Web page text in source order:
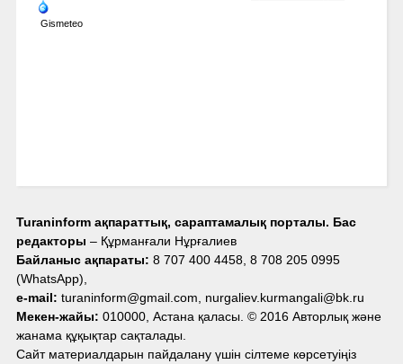
Gismeteo
Turaninform ақпараттық, сараптамалық порталы. Бас
редакторы – Құрманғали Нұрғалиев
Байланыс ақпараты: 8 707 400 4458, 8 708 205 0995
(WhatsApp),
e-mail: turaninform@gmail.com, nurgaliev.kurmangali@bk.ru
Мекен-жайы: 010000, Астана қаласы. © 2016 Авторлық және
жанама құқықтар сақталады.
Сайт материалдарын пайдалану үшін сілтеме көрсетуіңіз